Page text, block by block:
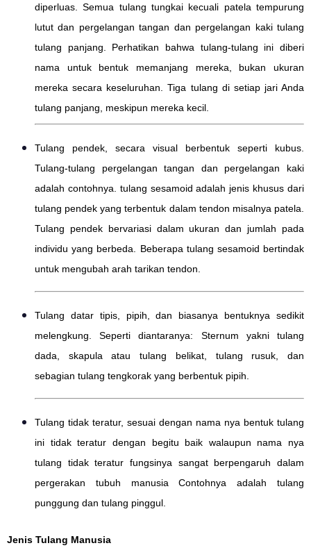
diperluas. Semua tulang tungkai kecuali patela tempurung
lutut dan pergelangan tangan dan pergelangan kaki tulang
tulang panjang. Perhatikan bahwa tulang-tulang ini diberi
nama untuk bentuk memanjang mereka, bukan ukuran
mereka secara keseluruhan. Tiga tulang di setiap jari Anda
tulang panjang, meskipun mereka kecil.
Tulang pendek, secara visual berbentuk seperti kubus.
Tulang-tulang pergelangan tangan dan pergelangan kaki
adalah contohnya. tulang sesamoid adalah jenis khusus dari
tulang pendek yang terbentuk dalam tendon misalnya patela.
Tulang pendek bervariasi dalam ukuran dan jumlah pada
individu yang berbeda. Beberapa tulang sesamoid bertindak
untuk mengubah arah tarikan tendon.
Tulang datar tipis, pipih, dan biasanya bentuknya sedikit
melengkung. Seperti diantaranya: Sternum yakni tulang
dada, skapula atau tulang belikat, tulang rusuk, dan
sebagian tulang tengkorak yang berbentuk pipih.
Tulang tidak teratur, sesuai dengan nama nya bentuk tulang
ini tidak teratur dengan begitu baik walaupun nama nya
tulang tidak teratur fungsinya sangat berpengaruh dalam
pergerakan tubuh manusia Contohnya adalah tulang
punggung dan tulang pinggul.
Jenis Tulang Manusia